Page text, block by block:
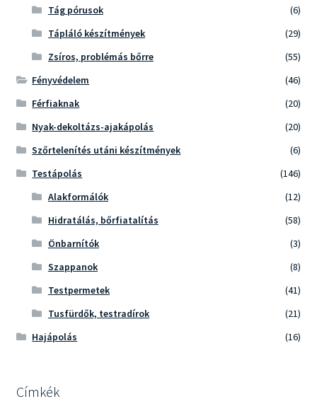
Tág pórusok
(6)
Tápláló készítmények
(29)
Zsíros, problémás bőrre
(55)
Fényvédelem
(46)
Férfiaknak
(20)
Nyak-dekoltázs-ajakápolás
(20)
Szőrtelenítés utáni készítmények
(6)
Testápolás
(146)
Alakformálók
(12)
Hidratálás, bőrfiatalítás
(58)
Önbarnítók
(3)
Szappanok
(8)
Testpermetek
(41)
Tusfürdők, testradírok
(21)
Hajápolás
(16)
Címkék